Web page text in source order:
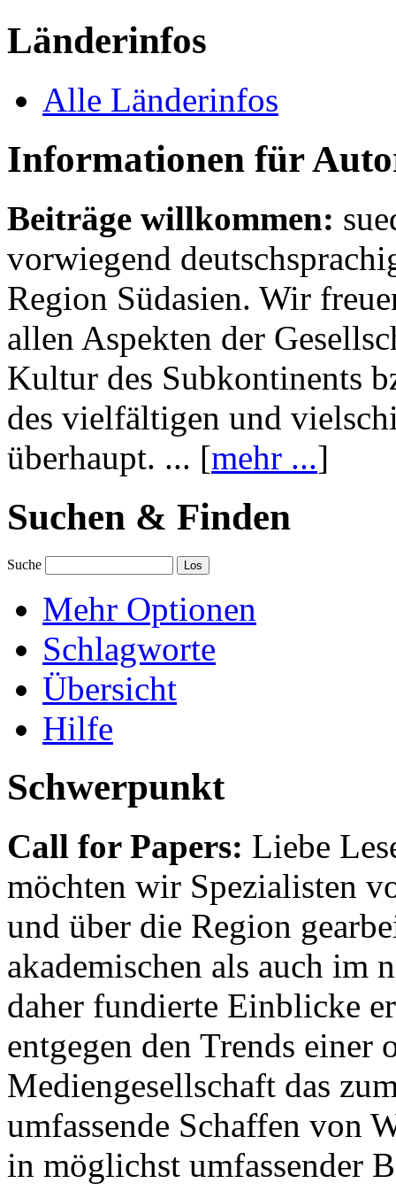
Länderinfos
Alle Länderinfos
Informationen für
Beiträge willkommen:
vorwiegend
Region Südasien. Wir
allen Aspekten der
Kultur des Subkontinents
des vielfältigen und
überhaupt. ... [mehr ...]
Suchen & Finden
Suche
Mehr Optionen
Schlagworte
Übersicht
Hilfe
Schwerpunkt
Call for Papers: Liebe
möchten wir Spezialisten
und über die Region
akademischen als auch im
daher fundierte Einblicke
entgegen den Trends einer
Mediengesellschaft das
umfassende Schaffen von
in möglichst umfassender